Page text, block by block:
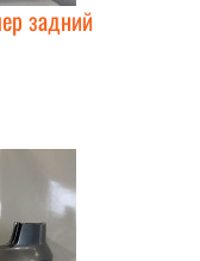
задний